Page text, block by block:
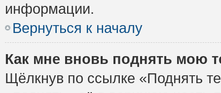
информации.
Вернуться к началу
Как мне вновь поднять мою
Щёлкнув по ссылке «Поднять